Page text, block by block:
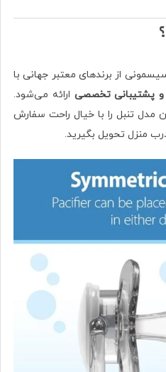
از برندهای معتبر جهانی با
و پشتیبانی تخصصی ارائه می‌شود.
مدل تنبل را با خیال راحت سفارش
منزل تحویل بگیرید.